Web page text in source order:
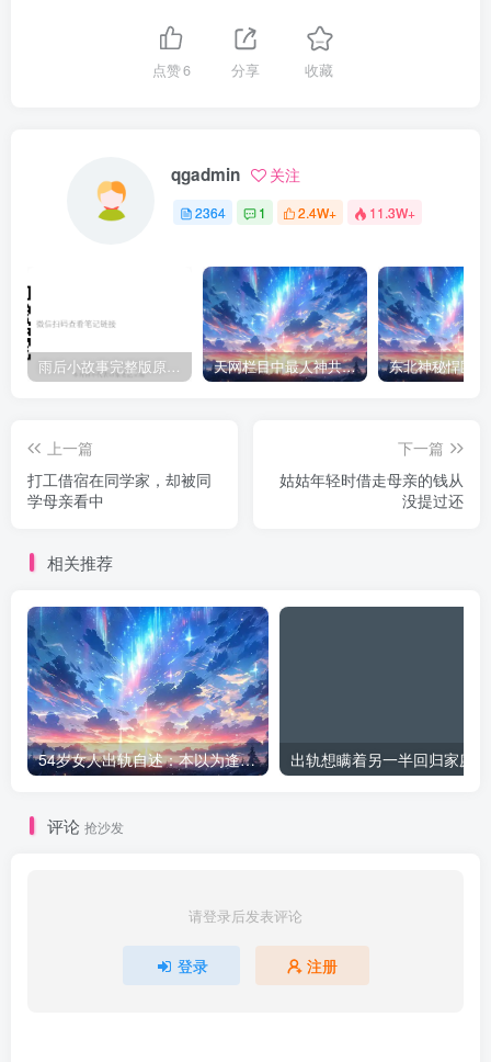
点赞6 分享 收藏
qgadmin 关注
2364 1 2.4W+ 11.3W+
雨后小故事完整版原片动态图（图+文字解说版） 天网栏目中最人神共愤的一期《消失的夫妻》
上一篇
打工借宿在同学家，却被同
学母亲看中
下一篇
姑姑年轻时借走母亲的钱从
没提过还
相关推荐
54岁女人出轨自述：本以为逢场作戏
评论 抢沙发
请登录后发表评论
登录 注册